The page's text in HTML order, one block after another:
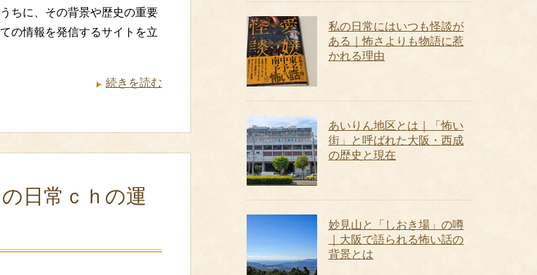
ちに、その背景や歴史の重要
の情報を発信するサイトを立
続きを読む
日常ｃｈの運
私の日常にはいつも怪談が
ある｜怖さよりも物語に惹
かれる理由
あいりん地区とは｜「怖い
街」と呼ばれた大阪・西成
の歴史と現在
妙見山と「しおき場」の噂
｜大阪で語られる怖い話の
背景とは